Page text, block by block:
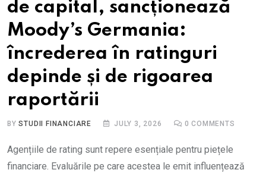
de capital, sancționează
Moody’s Germania:
încrederea în ratinguri
depinde și de rigoarea
raportării
BYSTUDII FINANCIARE JULY 3, 2026 0 COMMENTS
Agențiile de rating sunt repere esențiale pentru piețele
financiare. Evaluările pe care acestea le emit influențează